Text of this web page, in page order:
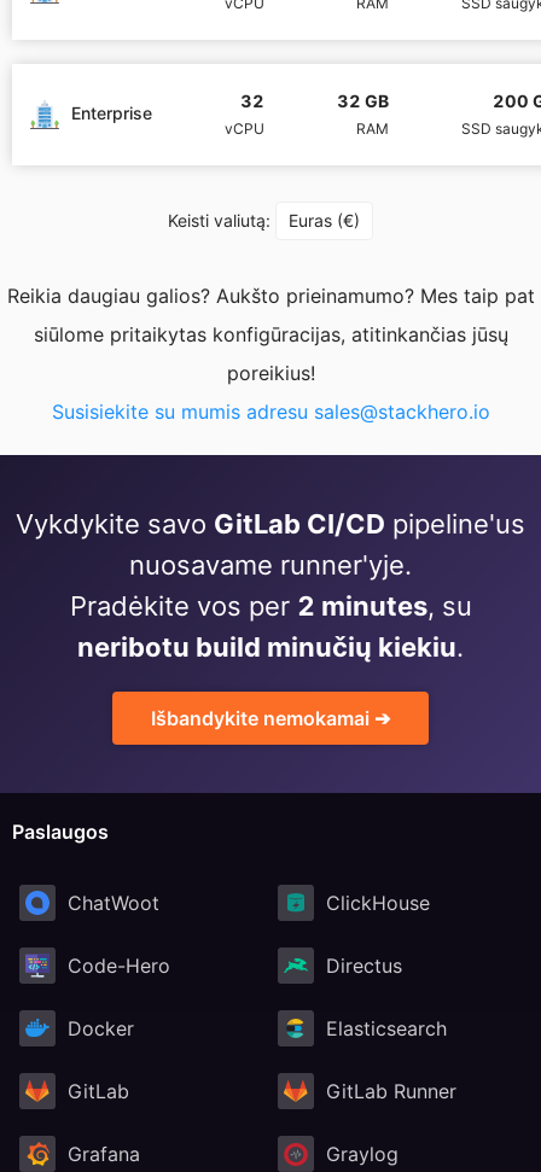
PHP
Postfix
Python
RabbitMQ
RethinkDB
Ruby
TimescaleDB
Enterprise
32
vCPU
32 GB
RAM
200
SSD
Keisti valiutą: Euras (€)
Reikia daugiau galios? Aukšto prieinamumo? Mes taip pat
siūlome pritaikytas konfigūracijas, atitinkančias jūsų
poreikius!
Susisiekite su mumis adresu sales@stackhero.io
Vykdykite savo GitLab CI/CD pipeline'us
nuosavame runner'yje.
Pradėkite vos per 2 minutes, su
neribotu build minučių kiekiu.
Išbandykite nemokamai ➔
Paslaugos
ChatWoot ClickHouse
Code-Hero Directus
Docker Elasticsearch
GitLab GitLab Runner
Grafana Graylog